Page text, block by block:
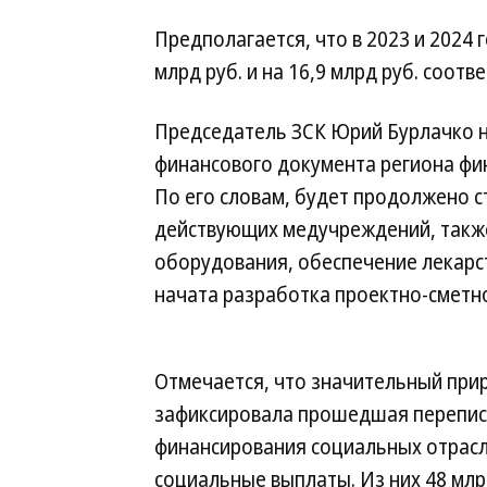
Предполагается, что в 2023 и
млрд руб. и на 16,9 млрд руб.
Председатель ЗСК Юрий Бурлачко
финансового документа региона
По его словам, будет продолжено
действующих медучреждений,
оборудования, обеспечение
начата разработка проектно-
Отмечается, что значительный
зафиксировала прошедшая
финансирования социальных
социальные выплаты. Из них 48